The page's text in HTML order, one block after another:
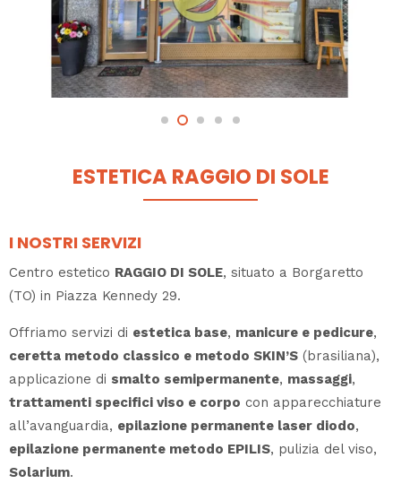
ESTETICA RAGGIO DI SOLE
I NOSTRI SERVIZI
Centro estetico RAGGIO DI SOLE, situato a Borgaretto
(TO) in Piazza Kennedy 29.
Offriamo servizi di estetica base, manicure e pedicure,
ceretta metodo classico e metodo SKIN’S (brasiliana),
applicazione di smalto semipermanente, massaggi,
trattamenti specifici viso e corpo con apparecchiature
all’avanguardia, epilazione permanente laser diodo,
epilazione permanente metodo EPILIS, pulizia del viso,
Solarium.